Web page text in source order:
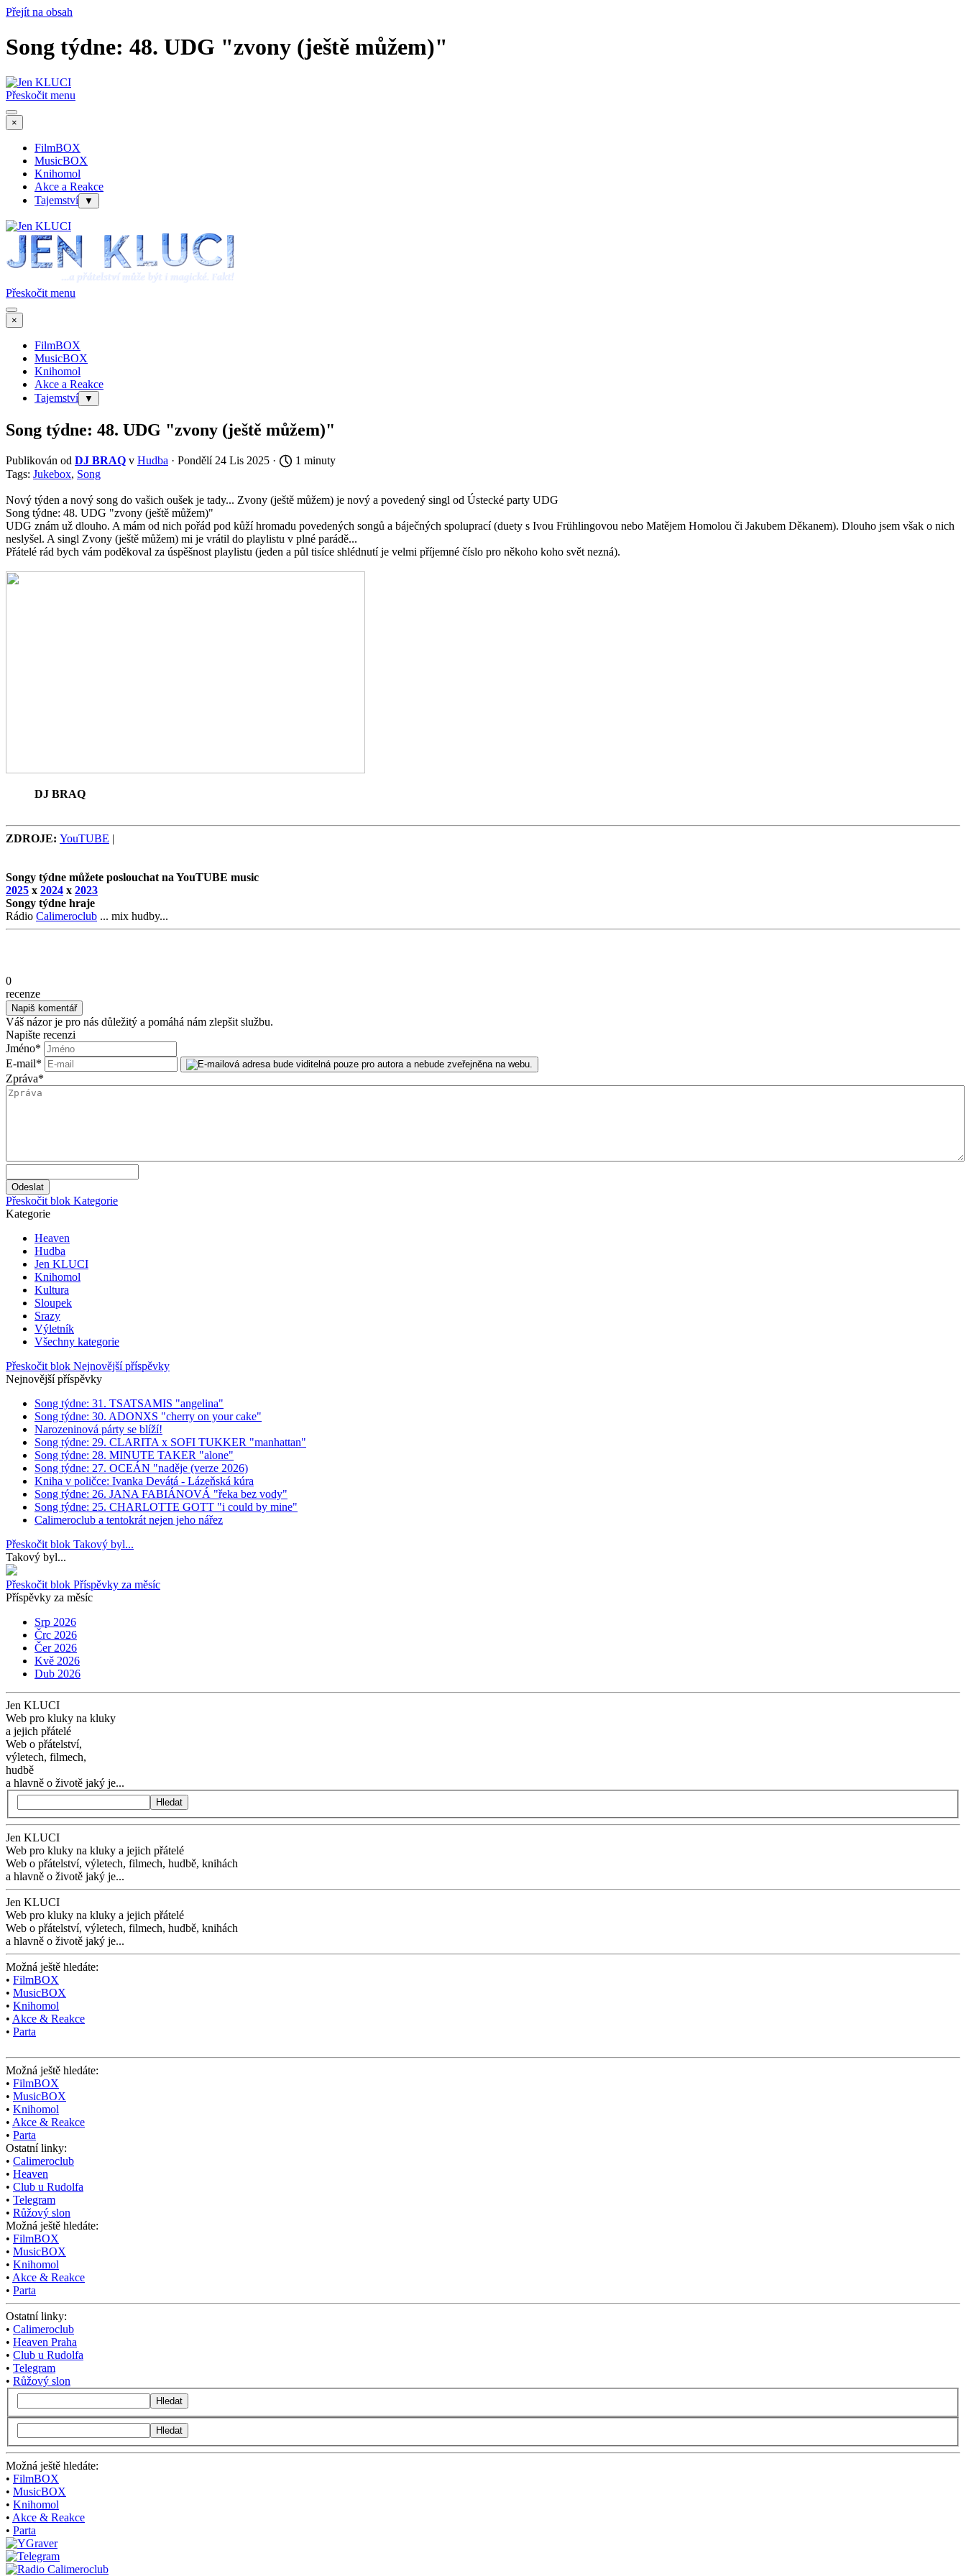
Přejít na obsah
Song týdne: 48. UDG "zvony (ještě můžem)"
Přeskočit menu
×
FilmBOX
MusicBOX
Knihomol
Akce a Reakce
Tajemství
▼
Přeskočit menu
×
FilmBOX
MusicBOX
Knihomol
Akce a Reakce
Tajemství
▼
Song týdne: 48. UDG "zvony (ještě můžem)"
Publikován od DJ BRAQ v Hudba · Pondělí 24 Lis 2025 ·
1 minuty
Tags: Jukebox, Song
Nový týden a nový song do vašich oušek je tady... Zvony (ještě můžem) je nový a povedený singl od Ústecké party UDG
Song týdne: 48. UDG "zvony (ještě můžem)"
UDG znám už dlouho. A mám od nich pořád pod kůží hromadu povedených songů a báječných spoluprací (duety s Ivou Frühlingovou nebo Matějem Homolou či Jakubem Děkanem). Dlouho jsem však o nich
neslyšel. A singl Zvony (ještě můžem) mi je vrátil do playlistu v plné parádě...
Přátelé rád bych vám poděkoval za úspěšnost playlistu (jeden a půl tisíce shlédnutí je velmi příjemné číslo pro někoho koho svět nezná).
DJ BRAQ
ZDROJE: YouTUBE |
Songy týdne můžete poslouchat na YouTUBE music
2025 x 2024 x 2023
Songy týdne hraje
Rádio Calimeroclub ... mix hudby...
0
recenze
Váš názor je pro nás důležitý a pomáhá nám zlepšit službu.
Napište recenzi
Jméno*
E-mail*
Zpráva*
Přeskočit blok Kategorie
Kategorie
Heaven
Hudba
Jen KLUCI
Knihomol
Kultura
Sloupek
Srazy
Výletník
Všechny kategorie
Přeskočit blok Nejnovější příspěvky
Nejnovější příspěvky
Song týdne: 31. TSATSAMIS "angelina"
Song týdne: 30. ADONXS "cherry on your cake"
Narozeninová párty se blíží!
Song týdne: 29. CLARITA x SOFI TUKKER "manhattan"
Song týdne: 28. MINUTE TAKER "alone"
Song týdne: 27. OCEÁN "naděje (verze 2026)
Kniha v poličce: Ivanka Devátá - Lázeňská kúra
Song týdne: 26. JANA FABIÁNOVÁ "řeka bez vody"
Song týdne: 25. CHARLOTTE GOTT "i could by mine"
Calimeroclub a tentokrát nejen jeho nářez
Přeskočit blok Takový byl...
Takový byl...
Přeskočit blok Příspěvky za měsíc
Příspěvky za měsíc
Srp 2026
Črc 2026
Čer 2026
Kvě 2026
Dub 2026
Jen KLUCI
Web pro kluky na kluky
a jejich přátelé
Web o přátelství,
výletech, filmech,
hudbě
a hlavně o životě jaký je...
Hledat
Jen KLUCI
Web pro kluky na kluky a jejich přátelé
Web o přátelství, výletech, filmech, hudbě, knihách
a hlavně o životě jaký je...
Jen KLUCI
Web pro kluky na kluky a jejich přátelé
Web o přátelství, výletech, filmech, hudbě, knihách
a hlavně o životě jaký je...
Možná ještě hledáte:
• FilmBOX
• MusicBOX
• Knihomol
• Akce & Reakce
• Parta
Možná ještě hledáte:
• FilmBOX
• MusicBOX
• Knihomol
• Akce & Reakce
• Parta
Ostatní linky:
• Calimeroclub
• Heaven
• Club u Rudolfa
• Telegram
• Růžový slon
Možná ještě hledáte:
• FilmBOX
• MusicBOX
• Knihomol
• Akce & Reakce
• Parta
Ostatní linky:
• Calimeroclub
• Heaven Praha
• Club u Rudolfa
• Telegram
• Růžový slon
Hledat
Hledat
Možná ještě hledáte:
• FilmBOX
• MusicBOX
• Knihomol
• Akce & Reakce
• Parta